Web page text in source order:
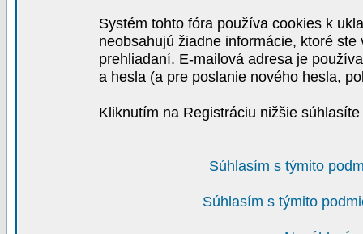
Systém tohto fóra používa cookies k
neobsahujú žiadne informácie, ktoré
prehliadaní. E-mailová adresa je
a hesla (a pre poslanie nového hesla,
Kliknutím na Registráciu nižšie
Súhlasím s týmito
Súhlasím s týmito